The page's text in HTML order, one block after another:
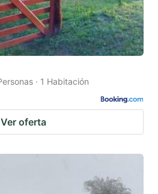
· 1 Habitación
Ver oferta